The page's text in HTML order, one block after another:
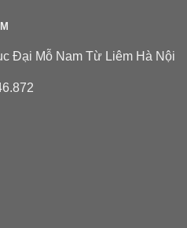
Đại Mỗ Nam Từ Liêm Hà Nội